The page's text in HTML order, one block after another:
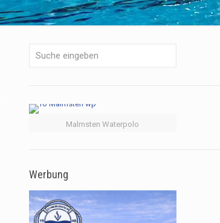
Malmsten Waterpolo
Werbung